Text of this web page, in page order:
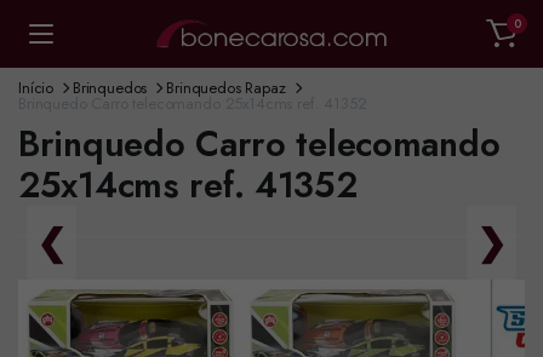
0
Início Brinquedos Brinquedos Rapaz
Brinquedo Carro telecomando 25x14cms ref. 41352
Brinquedo Carro telecomando
25x14cms ref. 41352
❮ ❯